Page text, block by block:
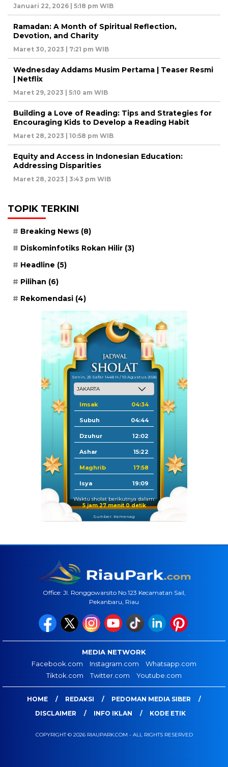
Januari 22, 2026 | 5:18 pm WIB
Ramadan: A Month of Spiritual Reflection,
Devotion, and Charity
Maret 30, 2023 | 7:21 pm WIB
Wednesday Addams Musim Pertama | Teaser Resmi
| Netflix
Maret 29, 2023 | 5:10 am WIB
Building a Love of Reading: Tips and Strategies for
Encouraging Kids to Develop a Reading Habit
Maret 28, 2023 | 10:58 pm WIB
Equity and Access in Indonesian Education:
Addressing Disparities
Maret 28, 2023 | 3:43 pm WIB
TOPIK TERKINI
Breaking News (8)
Diskominfotiks Rokan Hilir (3)
Headline (5)
Pilihan (6)
Rekomendasi (4)
Senin, 25 Safar 1448 H / 10 Agustus 2026
Imsak 04:34
Subuh 04:44
Dzuhur 12:02
Ashar 15:22
Maghrib 17:58
Isya 19:09
Waktu sholat berikutnya dalam:
5 jam 26 menit 59 detik
Sumber: Kemenag
Office: Jl. Ronggowarsito No.123 Kecamatan Sail,
Pekanbaru, Riau
MEDIA NETWORK
Facebook.com
Instagram.com
Whatsapp.com
Tiktok.com
Twitter.com Youtube.com
HOME REDAKSI
PEDOMAN MEDIA SIBER
DISCLAIMER
INFO IKLAN KODE ETIK
COPYRIGHT © 2026 RIAUPARK.COM - ALL RIGHTS RESERVED